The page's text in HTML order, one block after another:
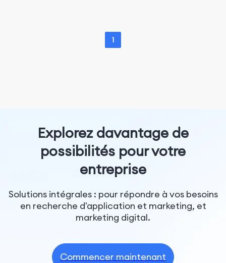
1
Explorez davantage de
possibilités pour votre
entreprise
Solutions intégrales : pour répondre à vos besoins
en recherche d'application et marketing, et
marketing digital.
Commencer maintenant